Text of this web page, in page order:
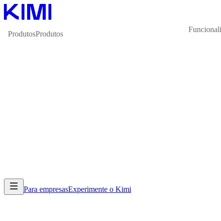
ProdutosProdutos
Para empresasExperimente o Kimi